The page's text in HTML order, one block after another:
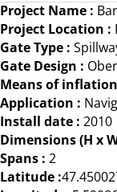
Project Name :
Project Location :
Gate Type :
Gate Design :
Means of
Application :
Install date : 2010
Dimensions (H x
Spans : 2
Latitude :